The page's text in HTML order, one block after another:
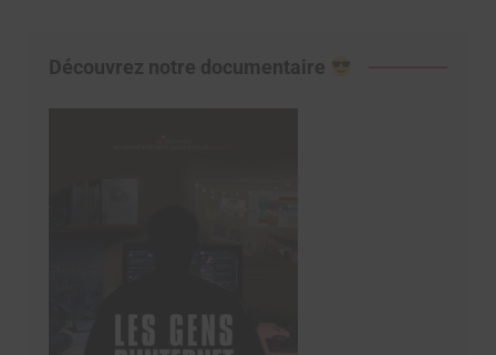
Découvrez notre documentaire